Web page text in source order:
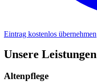
Eintrag kostenlos übernehmen
Unsere Leistungen
Altenpflege